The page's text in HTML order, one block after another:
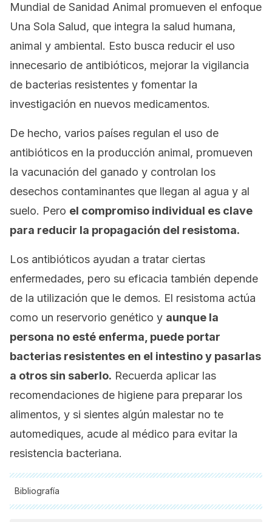
Mundial de Sanidad Animal promueven el enfoque
Una Sola Salud, que integra la salud humana,
animal y ambiental. Esto busca reducir el uso
innecesario de antibióticos, mejorar la vigilancia
de bacterias resistentes y fomentar la
investigación en nuevos medicamentos.
De hecho, varios países regulan el uso de
antibióticos en la producción animal, promueven
la vacunación del ganado y controlan los
desechos contaminantes que llegan al agua y al
suelo. Pero el compromiso individual es clave
para reducir la propagación del resistoma.
Los antibióticos ayudan a tratar ciertas
enfermedades, pero su eficacia también depende
de la utilización que le demos. El resistoma actúa
como un reservorio genético y aunque la
persona no esté enferma, puede portar
bacterias resistentes en el intestino y pasarlas
a otros sin saberlo. Recuerda aplicar las
recomendaciones de higiene para preparar los
alimentos, y si sientes algún malestar no te
automediques, acude al médico para evitar la
resistencia bacteriana.
Bibliografía
Todas las fuentes citadas fueron revisadas a profundidad por